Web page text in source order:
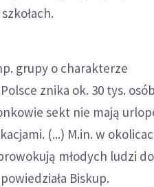
grupy o charakterze
znika ok. 30 tys.
sekt nie mają
(...) M.in. w
młodych ludzi do
Biskup.